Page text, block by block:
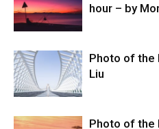
hour – by
Photo of the
Liu
Photo of the